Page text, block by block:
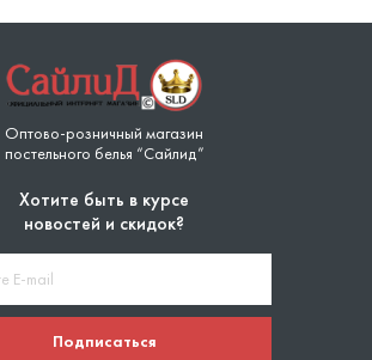
Оптово-розничный магазин
постельного белья “Сайлид”
Хотите быть в курсе
новостей и скидок?
Подписаться